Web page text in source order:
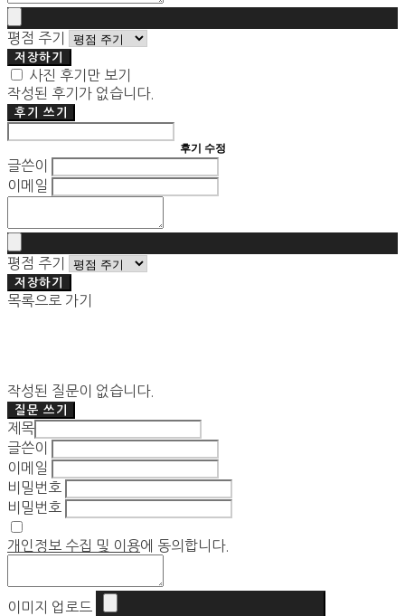
평점 주기
저장하기
사진 후기만 보기
작성된 후기가 없습니다.
후기 쓰기
후기 수정
글쓴이
이메일
평점 주기
저장하기
목록으로 가기
작성된 질문이 없습니다.
질문 쓰기
제목
글쓴이
이메일
비밀번호
비밀번호
개인정보 수집 및 이용에 동의합니다.
이미지 업로드